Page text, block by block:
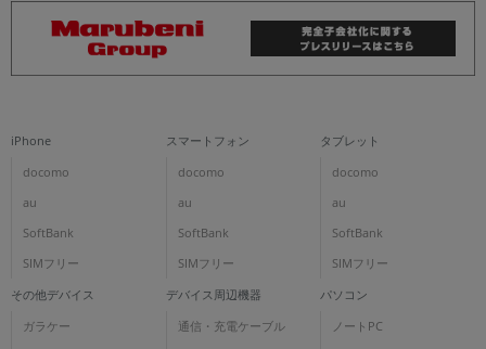
iPhone
docomo
au
SoftBank
SIMフリー
スマートフォン
docomo
au
SoftBank
SIMフリー
タブレット
docomo
au
SoftBank
SIMフリー
その他デバイス
ガラケー
デバイス周辺機器
通信・充電ケーブル
パソコン
ノートPC